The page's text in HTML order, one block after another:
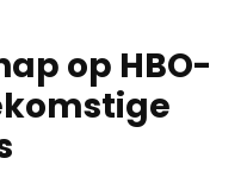
op HBO-